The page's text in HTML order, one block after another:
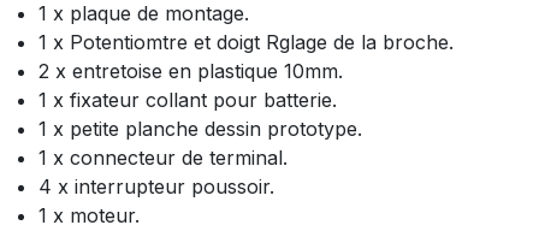
1 x plaque de montage.
1 x Potentiomtre et doigt Rglage de la broche.
2 x entretoise en plastique 10mm.
1 x fixateur collant pour batterie.
1 x petite planche dessin prototype.
1 x connecteur de terminal.
4 x interrupteur poussoir.
1 x moteur.